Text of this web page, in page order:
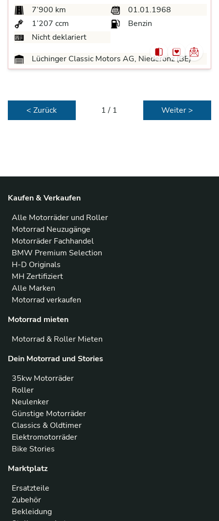
7’900 km
01.01.1968
1’207 ccm
Benzin
Nicht deklariert
Lüchinger Classic Motors AG, Niederönz (BE)
< Zurück 1 / 1 Weiter >
Kaufen & Verkaufen
Alle Motorräder und Roller
Motorrad Neuzugänge
Motorräder Fachhandel
BMW Premium Selection
H-D Originals
MH Zertifiziert
Alle Marken
Motorrad verkaufen
Motorrad mieten
Motorrad & Roller Mieten
Dein Motorrad und Stories
35kw Motorräder
Roller
Neulenker
Günstige Motorräder
Classics & Oldtimer
Elektromotorräder
Bike Stories
Marktplatz
Ersatzteile
Zubehör
Bekleidung